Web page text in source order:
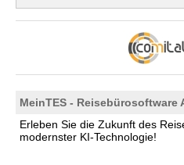
MeinTES - Reisebürosoftware
Erleben Sie die Zukunft des
modernster KI-Technologie!